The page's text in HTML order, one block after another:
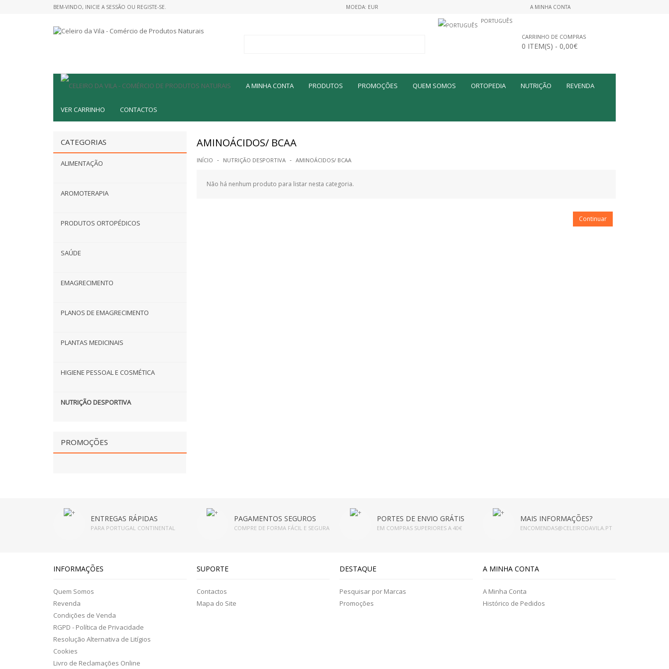
BEM-VINDO, INICIE A SESSÃO OU REGISTE-SE.
MOEDA: EUR
PORTUGUÊS
A MINHA CONTA
CARRINHO DE COMPRAS
0 ITEM(S) - 0,00€
A MINHA CONTA PRODUTOS PROMOÇÕES QUEM SOMOS ORTOPEDIA NUTRIÇÃO REVENDA
VER CARRINHO CONTACTOS
CATEGORIAS
ALIMENTAÇÃO
AROMOTERAPIA
PRODUTOS ORTOPÉDICOS
SAÚDE
EMAGRECIMENTO
PLANOS DE EMAGRECIMENTO
PLANTAS MEDICINAIS
HIGIENE PESSOAL E COSMÉTICA
NUTRIÇÃO DESPORTIVA
PROMOÇÕES
AMINOÁCIDOS/ BCAA
INÍCIO NUTRIÇÃO DESPORTIVA AMINOÁCIDOS/ BCAA
Não há nenhum produto para listar nesta categoria.
Continuar
ENTREGAS RÁPIDAS
PARA PORTUGAL CONTINENTAL
PAGAMENTOS SEGUROS
COMPRE DE FORMA FÁCIL E SEGURA
PORTES DE ENVIO GRÁTIS
EM COMPRAS SUPERIORES A 40€
MAIS INFORMAÇÕES?
ENCOMENDAS@CELEIRODAVILA.PT
INFORMAÇÕES
Quem Somos
Revenda
Condições de Venda
RGPD - Política de Privacidade
Resolução Alternativa de Litígios
Cookies
Livro de Reclamações Online
SUPORTE
Contactos
Mapa do Site
DESTAQUE
Pesquisar por Marcas
Promoções
A MINHA CONTA
A Minha Conta
Histórico de Pedidos